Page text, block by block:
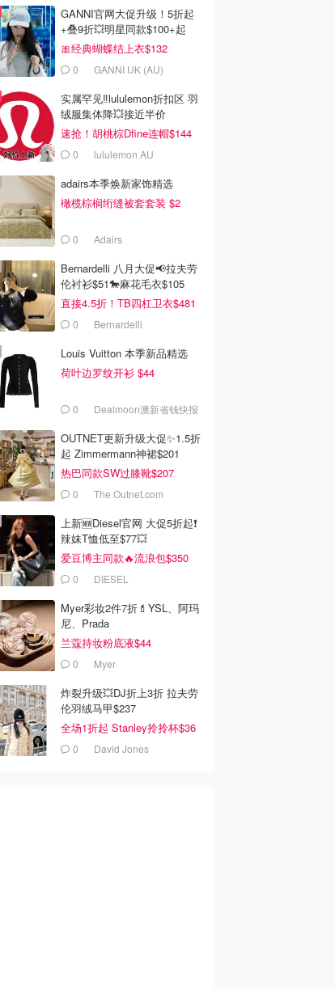
GANNI官网大促升级！5折起
+叠9折💥明星同款$100+起
🎀经典蝴蝶结上衣$132
0 GANNI UK (AU)
实属罕见‼️lululemon折扣区 羽
绒服集体降💥接近半价
速抢！胡桃棕Dfine连帽$144
0 lululemon AU
adairs本季焕新家饰精选
橄榄棕榈绗缝被套套装 $2
0 Adairs
Bernardelli 八月大促📢拉夫劳
伦衬衫$51🐎麻花毛衣$105
直接4.5折！TB四杠卫衣$481
0 Bernardelli
Louis Vuitton 本季新品精选
荷叶边罗纹开衫 $44
0 Dealmoon澳新省钱快报
OUTNET更新升级大促✨1.5折
起 Zimmermann神裙$201
热巴同款SW过膝靴$207
0 The Outnet.com
上新🆕Diesel官网 大促5折起❗️
辣妹T恤低至$77💥
爱豆博主同款🔥流浪包$350
0 DIESEL
Myer彩妆2件7折💄YSL、阿玛
尼、Prada
兰蔻持妆粉底液$44
0 Myer
炸裂升级💥DJ折上3折 拉夫劳
伦羽绒马甲$237
全场1折起 Stanley拎拎杯$36
0 David Jones